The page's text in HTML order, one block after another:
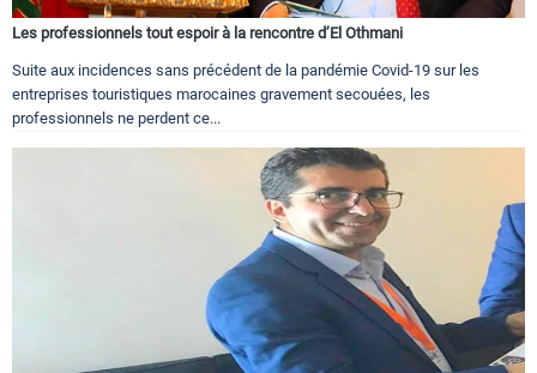
Les professionnels tout espoir à la rencontre d’El Othmani
Suite aux incidences sans précédent de la pandémie Covid-19 sur les
entreprises touristiques marocaines gravement secouées, les
professionnels ne perdent ce...